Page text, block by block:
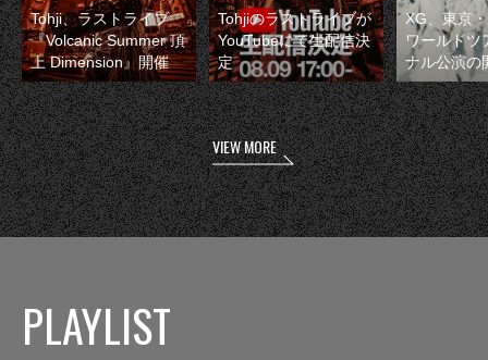
Tohji、ラストライブ
『Volcanic Summer 頂
上 Dimension』開催
Tohjiのラストライブが
YouTubeにて生配信決
定
XG、東京
ワールドツ
ナル公演の
VIEW MORE
PLAYLIST